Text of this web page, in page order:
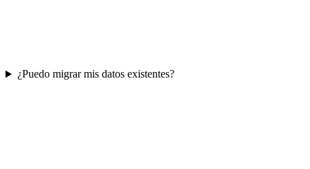
¿Puedo migrar mis datos existentes?